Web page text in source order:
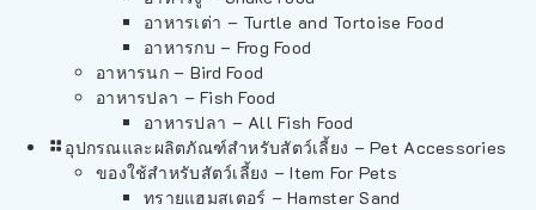
อาหารเต่า – Turtle and Tortoise Food
อาหารกบ – Frog Food
อาหารนก – Bird Food
อาหารปลา – Fish Food
อาหารปลา – All Fish Food
อุปกรณและผลิตภัณฑ์สำหรับสัตว์เลี้ยง – Pet Accessories
ของใช้สำหรับสัตว์เลี้ยง – Item For Pets
ทรายแฮมสเตอร์ – Hamster Sand